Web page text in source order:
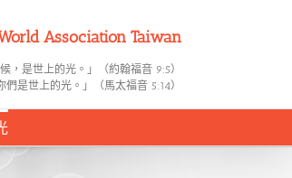
Association Taiwan
，是世上的光。」（約翰福音 9:5）
們是世上的光。」（馬太福音 5:14）